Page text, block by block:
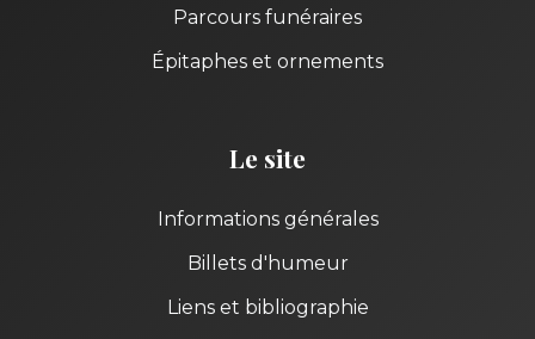
Parcours funéraires
Épitaphes et ornements
Le site
Informations générales
Billets d'humeur
Liens et bibliographie